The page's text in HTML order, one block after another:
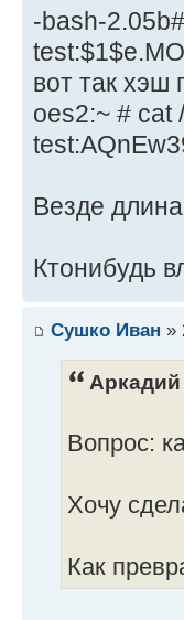
-bash-
вот так хэш
oes2:~ # cat
Везде
Ктонибудь
Сушко Иван »
Вопрос:
Хочу
Как